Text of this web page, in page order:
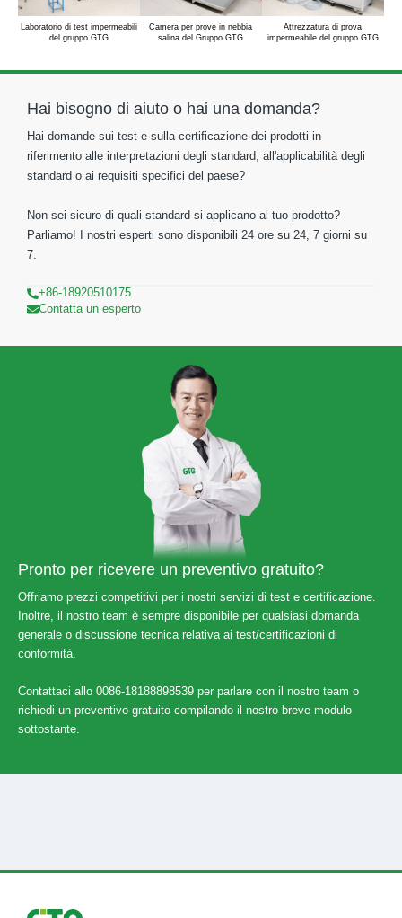
Laboratorio di test impermeabili
del gruppo GTG
Camera per prove in nebbia
salina del Gruppo GTG
Attrezzatura di prova
impermeabile del gruppo GTG
Hai bisogno di aiuto o hai una domanda?
Hai domande sui test e sulla certificazione dei prodotti in
riferimento alle interpretazioni degli standard, all'applicabilità degli
standard o ai requisiti specifici del paese?
Non sei sicuro di quali standard si applicano al tuo prodotto?
Parliamo! I nostri esperti sono disponibili 24 ore su 24, 7 giorni su
7.
+86-18920510175
Contatta un esperto
Pronto per ricevere un preventivo gratuito?
Offriamo prezzi competitivi per i nostri servizi di test e certificazione.
Inoltre, il nostro team è sempre disponibile per qualsiasi domanda
generale o discussione tecnica relativa ai test/certificazioni di
conformità.
Contattaci allo 0086-18188898539 per parlare con il nostro team o
richiedi un preventivo gratuito compilando il nostro breve modulo
sottostante.